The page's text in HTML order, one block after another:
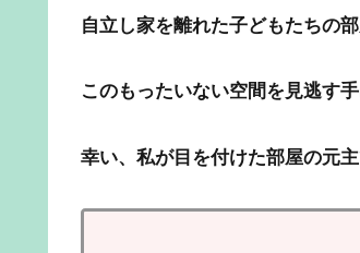
自立し家を離れた子どもたちの
このもったいない空間を見逃す手
幸い、私が目を付けた部屋の元